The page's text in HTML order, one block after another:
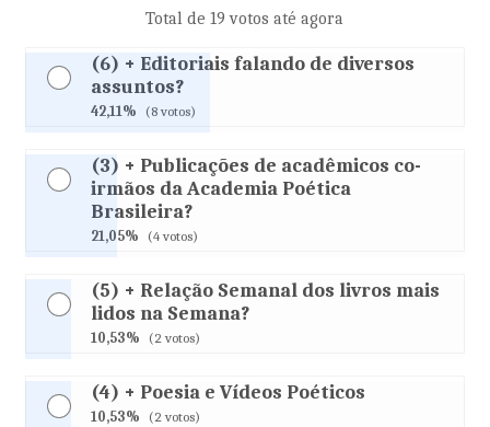
Total de 19 votos até agora
(6) + Editoriais falando de diversos
assuntos?
42,11% (8 votos)
(3) + Publicações de acadêmicos co-
irmãos da Academia Poética
Brasileira?
21,05% (4 votos)
(5) + Relação Semanal dos livros mais
lidos na Semana?
10,53% (2 votos)
(4) + Poesia e Vídeos Poéticos
10,53% (2 votos)